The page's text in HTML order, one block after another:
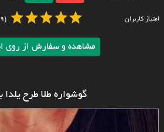
امتیاز کاربران (769)
مشاهده و سفارش از روی
گوشواره طلا طرح یلدا